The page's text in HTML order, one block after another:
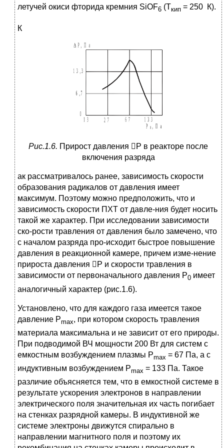
летучей окиси фторида кремния SiOF6 (Tкип = 250 К).
К
Рис.1.6. Прирост давления P в реакторе после
включения разряда
ак рассматривалось ранее, зависимость скорости
образования радикалов от давления имеет
максимум. Поэтому можно предположить, что и
зависимость скорости ПХТ от давле-ния будет носить
такой же характер. При исследовании зависимости
ско-рости травления от давления было замечено, что
с началом разряда про-исходит быстрое повышение
давления в реакционной камере, причем изме-нение
прироста давления P и скорости травления в
зависимости от первоначального давления P0 имеет
аналогичный характер (рис.1.6).
Установлено, что для каждого газа имеется такое
давление Pmax, при котором скорость травления
материала максимальна и не зависит от его природы.
При подводимой ВЧ мощности 200 Вт для систем с
емкостным возбуждением плазмы Pmax = 67 Па, а с
индуктивным возбуждением Рmax = 133 Па. Такое
различие объясняется тем, что в емкостной системе в
результате ускорения электронов в направлении
электрического поля значительная их часть погибает
на стенках разрядной камеры. В индуктивной же
системе электроны движутся спирально в
направлении магнитного поля и поэтому их